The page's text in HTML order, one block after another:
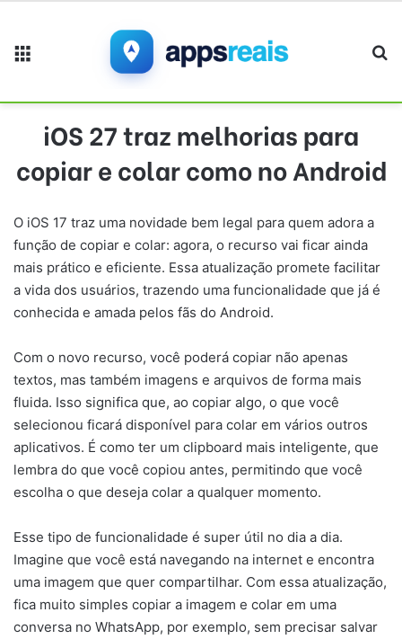
iOS 27 traz melhorias para
copiar e colar como no Android
O iOS 17 traz uma novidade bem legal para quem adora a
função de copiar e colar: agora, o recurso vai ficar ainda
mais prático e eficiente. Essa atualização promete facilitar
a vida dos usuários, trazendo uma funcionalidade que já é
conhecida e amada pelos fãs do Android.
Com o novo recurso, você poderá copiar não apenas
textos, mas também imagens e arquivos de forma mais
fluida. Isso significa que, ao copiar algo, o que você
selecionou ficará disponível para colar em vários outros
aplicativos. É como ter um clipboard mais inteligente, que
lembra do que você copiou antes, permitindo que você
escolha o que deseja colar a qualquer momento.
Esse tipo de funcionalidade é super útil no dia a dia.
Imagine que você está navegando na internet e encontra
uma imagem que quer compartilhar. Com essa atualização,
fica muito simples copiar a imagem e colar em uma
conversa no WhatsApp, por exemplo, sem precisar salvar